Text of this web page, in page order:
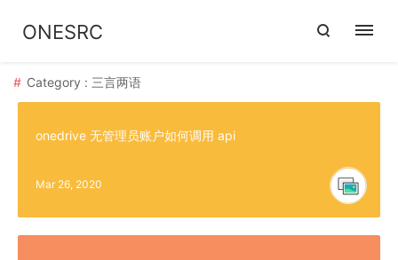
ONESRC
Category : 三言两语
onedrive 无管理员账户如何调用 api
Mar 26, 2020